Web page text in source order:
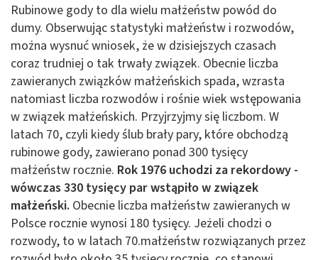
Rubinowe gody to dla wielu małżeństw powód do
dumy. Obserwując statystyki małżeństw i rozwodów,
można wysnuć wniosek, że w dzisiejszych czasach
coraz trudniej o tak trwały związek. Obecnie liczba
zawieranych związków małżeńskich spada, wzrasta
natomiast liczba rozwodów i rośnie wiek wstępowania
w związek małżeńskich. Przyjrzyjmy się liczbom. W
latach 70, czyli kiedy ślub brały pary, które obchodzą
rubinowe gody, zawierano ponad 300 tysięcy
małżeństw rocznie. Rok 1976 uchodzi za rekordowy -
wówczas 330 tysięcy par wstąpiło w związek
małżeński. Obecnie liczba małżeństw zawieranych w
Polsce rocznie wynosi 180 tysięcy. Jeżeli chodzi o
rozwody, to w latach 70.małżeństw rozwiązanych przez